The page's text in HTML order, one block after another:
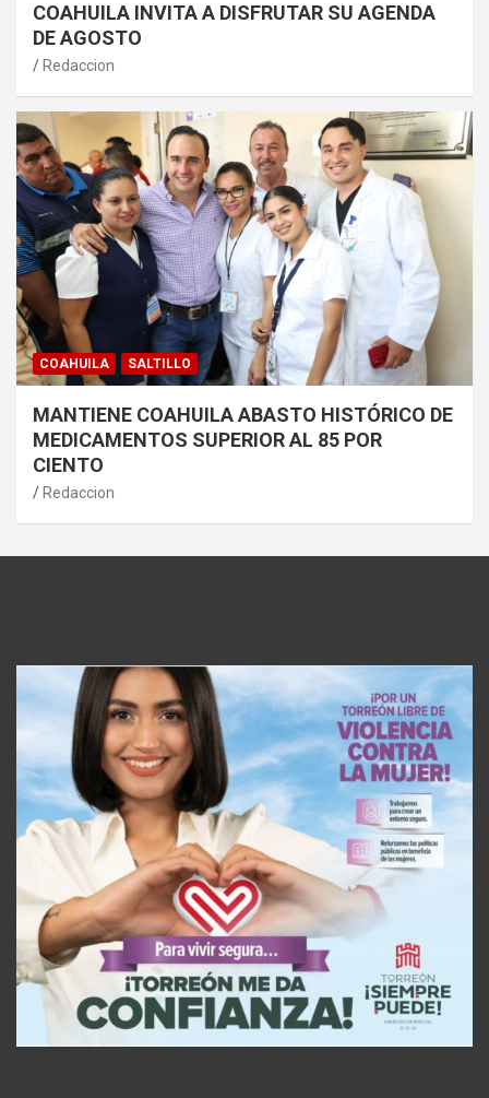
COAHUILA INVITA A DISFRUTAR SU AGENDA
DE AGOSTO
Redaccion
COAHUILA SALTILLO
MANTIENE COAHUILA ABASTO HISTÓRICO DE
MEDICAMENTOS SUPERIOR AL 85 POR
CIENTO
Redaccion